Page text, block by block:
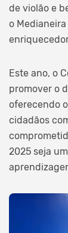
de violão e
o
Este ano, o
promover o
oferecendo
cidadãos
2025 seja